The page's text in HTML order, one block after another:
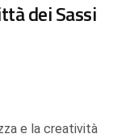
dei Sassi
e la creatività